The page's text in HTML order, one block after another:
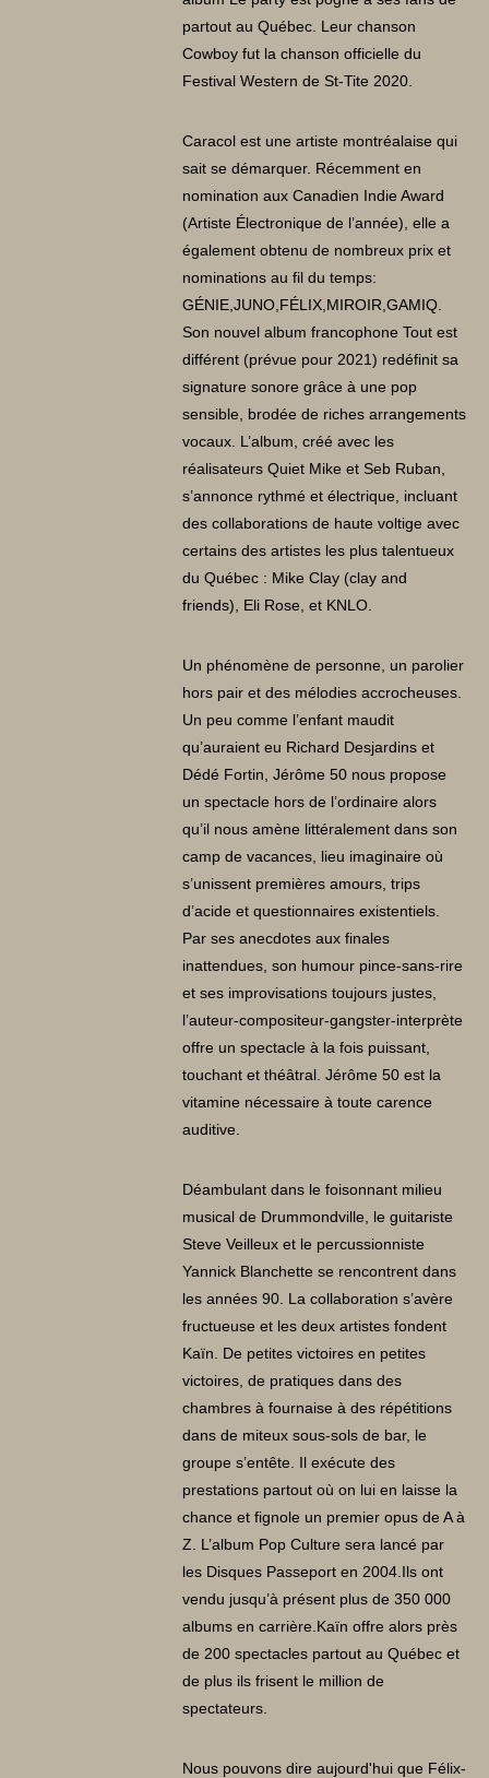
partout au Québec. Leur chanson
Cowboy fut la chanson officielle du
Festival Western de St-Tite 2020.
Caracol est une artiste montréalaise qui
sait se démarquer. Récemment en
nomination aux Canadien Indie Award
(Artiste Électronique de l’année), elle a
également obtenu de nombreux prix et
nominations au fil du temps:
GÉNIE,JUNO,FÉLIX,MIROIR,GAMIQ.
Son nouvel album francophone Tout est
différent (prévue pour 2021) redéfinit sa
signature sonore grâce à une pop
sensible, brodée de riches arrangements
vocaux. L’album, créé avec les
réalisateurs Quiet Mike et Seb Ruban,
s’annonce rythmé et électrique, incluant
des collaborations de haute voltige avec
certains des artistes les plus talentueux
du Québec : Mike Clay (clay and
friends), Eli Rose, et KNLO.
Un phénomène de personne, un parolier
hors pair et des mélodies accrocheuses.
Un peu comme l’enfant maudit
qu’auraient eu Richard Desjardins et
Dédé Fortin, Jérôme 50 nous propose
un spectacle hors de l’ordinaire alors
qu’il nous amène littéralement dans son
camp de vacances, lieu imaginaire où
s’unissent premières amours, trips
d’acide et questionnaires existentiels.
Par ses anecdotes aux finales
inattendues, son humour pince-sans-rire
et ses improvisations toujours justes,
l’auteur-compositeur-gangster-interprète
offre un spectacle à la fois puissant,
touchant et théâtral. Jérôme 50 est la
vitamine nécessaire à toute carence
auditive.
Déambulant dans le foisonnant milieu
musical de Drummondville, le guitariste
Steve Veilleux et le percussionniste
Yannick Blanchette se rencontrent dans
les années 90. La collaboration s’avère
fructueuse et les deux artistes fondent
Kaïn. De petites victoires en petites
victoires, de pratiques dans des
chambres à fournaise à des répétitions
dans de miteux sous-sols de bar, le
groupe s’entête. Il exécute des
prestations partout où on lui en laisse la
chance et fignole un premier opus de A à
Z. L’album Pop Culture sera lancé par
les Disques Passeport en 2004.Ils ont
vendu jusqu’à présent plus de 350 000
albums en carrière.Kaïn offre alors près
de 200 spectacles partout au Québec et
de plus ils frisent le million de
spectateurs.
Nous pouvons dire aujourd'hui que Félix-